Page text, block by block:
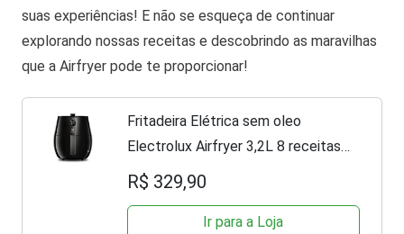
suas experiências! E não se esqueça de continuar
explorando nossas receitas e descobrindo as maravilhas
que a Airfryer pode te proporcionar!
Fritadeira Elétrica sem oleo
Electrolux Airfryer 3,2L 8 receitas
pré-sugeridas desligamento
automático time sonoro 1400W
EAF10 preta 127v por Rita Lobo
R$ 329,90
Ir para a Loja